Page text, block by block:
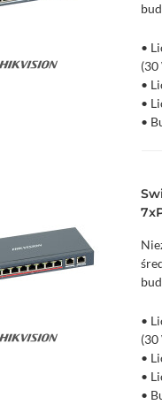
•
(30
•
•
•
•
(30
•
•
•